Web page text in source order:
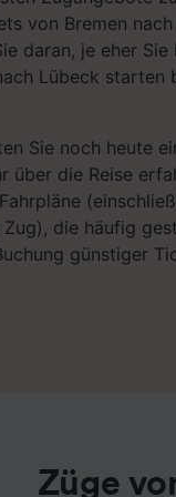
von Bremen
daran, je eher Sie
Lübeck starten
Sie noch heute
über die Reise
die häufig
günstiger
Züge